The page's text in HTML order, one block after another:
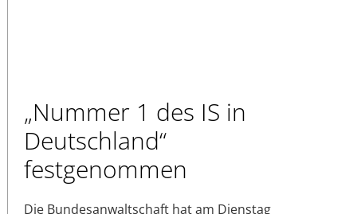
„Nummer 1 des IS in
Deutschland“
festgenommen
Die Bundesanwaltschaft hat am Dienstag